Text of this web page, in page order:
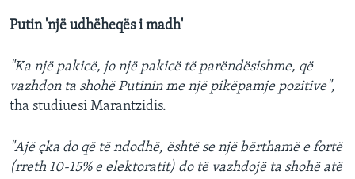
Putin 'një udhëheqës i madh'
"Ka një pakicë, jo një pakicë të parëndësishme, që
vazhdon ta shohë Putinin me një pikëpamje pozitive",
tha studiuesi Marantzidis.
"Ajë çka do që të ndodhë, është se një bërthamë e fortë
(rreth 10-15% e elektoratit) do të vazhdojë ta shohë atë